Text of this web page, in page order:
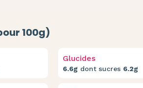
100g)
Glucides
6.6g dont sucres 6.2g